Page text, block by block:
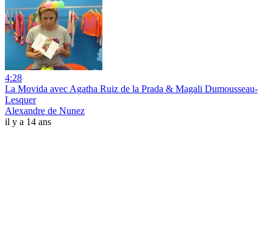
4:28
La Movida avec Agatha Ruiz de la Prada & Magali Dumousseau-
Lesquer
Alexandre de Nunez
il y a 14 ans